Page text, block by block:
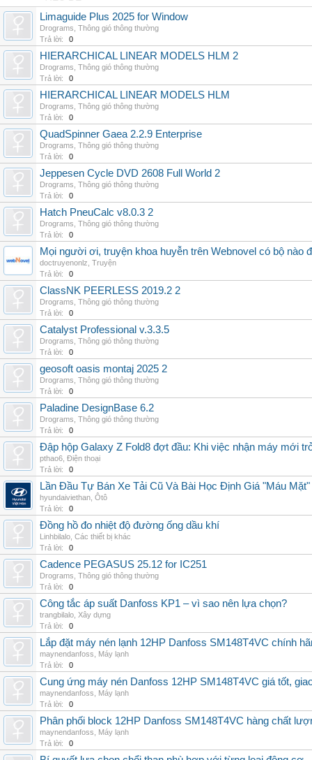
Limaguide Plus 2025 for Window
Drograms Thông gió thông thường
Trả lời:
0
HIERARCHICAL LINEAR MODELS HLM 2
Drograms Thông gió thông thường
Trả lời:
0
HIERARCHICAL LINEAR MODELS HLM
Drograms Thông gió thông thường
Trả lời:
0
QuadSpinner Gaea 2.2.9 Enterprise
Drograms Thông gió thông thường
Trả lời:
0
Jeppesen Cycle DVD 2608 Full World 2
Drograms Thông gió thông thường
Trả lời:
0
Hatch PneuCalc v8.0.3 2
Drograms Thông gió thông thường
Trả lời:
0
Mọi người ơi, truyện khoa huyễn trên Webnovel có bộ nào
doctruyenonlz Truyện
Trả lời:
0
ClassNK PEERLESS 2019.2 2
Drograms Thông gió thông thường
Trả lời:
0
Catalyst Professional v.3.3.5
Drograms Thông gió thông thường
Trả lời:
0
geosoft oasis montaj 2025 2
Drograms Thông gió thông thường
Trả lời:
0
Paladine DesignBase 6.2
Drograms Thông gió thông thường
Trả lời:
0
Đập hộp Galaxy Z Fold8 đợt đầu: Khi việc nhận máy mới
pthao6 Điện thoại
Trả lời:
0
Lần Đầu Tự Bán Xe Tải Cũ Và Bài Học Định Giá "Máu
hyundaiviethan Ôtô
Trả lời:
0
Đồng hồ đo nhiệt độ đường ống dầu khí
Linhbilalo Các thiết bị khác
Trả lời:
0
Cadence PEGASUS 25.12 for IC251
Drograms Thông gió thông thường
Trả lời:
0
Công tắc áp suất Danfoss KP1 – vì sao nên lựa chọn?
trangbilalo Xây dựng
Trả lời:
0
Lắp đặt máy nén lạnh 12HP Danfoss SM148T4VC chính
maynendanfoss
Máy lạnh
Trả lời:
0
Cung ứng máy nén Danfoss 12HP SM148T4VC giá tốt,
maynendanfoss
Máy lạnh
Trả lời:
0
Phân phối block 12HP Danfoss SM148T4VC hàng chất
maynendanfoss
Máy lạnh
Trả lời:
0